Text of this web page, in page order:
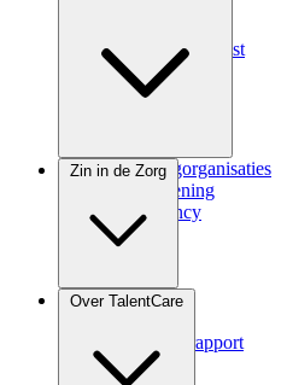
Medisch specialist
Voor zorgorganisaties
Zorgverlening
Consultancy
Zin in de Zorg
Zindicator
Zindicator rapport
Over TalentCare